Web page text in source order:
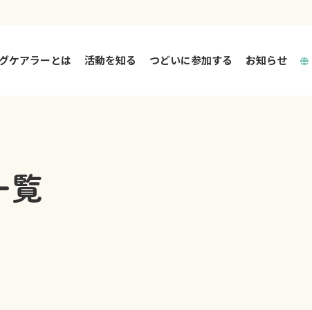
ケアラーとは 活動を知る
大阪市ヤングケアラー相談支援事業
つどいに参加する お知らせ
覧